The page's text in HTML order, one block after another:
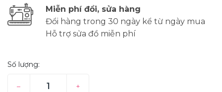
Miễn phí đổi, sửa hàng
Đổi hàng trong 30 ngày kể từ ngày mua
Hỗ trợ sửa đồ miễn phí
Số lượng:
– +